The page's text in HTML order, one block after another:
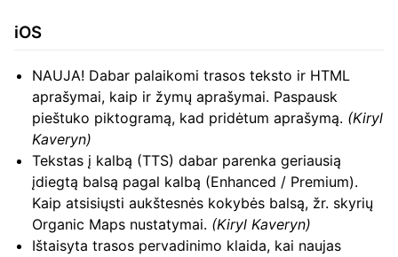
iOS
NAUJA! Dabar palaikomi trasos teksto ir HTML
aprašymai, kaip ir žymų aprašymai. Paspausk
pieštuko piktogramą, kad pridėtum aprašymą. (Kiryl
Kaveryn)
Tekstas į kalbą (TTS) dabar parenka geriausią
įdiegtą balsą pagal kalbą (Enhanced / Premium).
Kaip atsisiųsti aukštesnės kokybės balsą, žr. skyrių
Organic Maps nustatymai. (Kiryl Kaveryn)
Ištaisyta trasos pervadinimo klaida, kai naujas